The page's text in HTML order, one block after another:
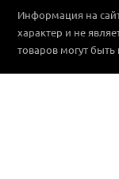
Информация на
характер и не
товаров могут